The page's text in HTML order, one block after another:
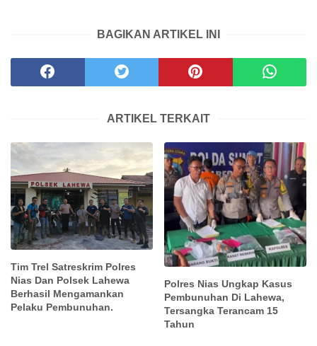
BAGIKAN ARTIKEL INI
ARTIKEL TERKAIT
Tim Trel Satreskrim Polres
Nias Dan Polsek Lahewa
Berhasil Mengamankan
Pelaku Pembunuhan.
Polres Nias Ungkap Kasus
Pembunuhan Di Lahewa,
Tersangka Terancam 15
Tahun